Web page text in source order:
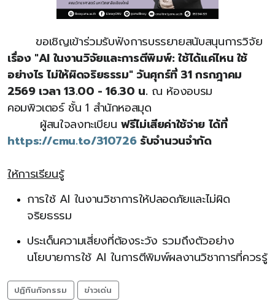
ขอเชิญเข้าร่วมรับฟังการบรรยายสนับสนุนการวิจัย
เรื่อง "AI ในงานวิจัยและการตีพิมพ์: ใช้ได้แค่ไหน ใช้
อย่างไร ไม่ให้ผิดจริยธรรม" วันศุกร์ที่ 31 กรกฎาคม
2569 เวลา 13.00 - 16.30 น. ณ ห้องอบรม
คอมพิวเตอร์ ชั้น 1 สำนักหอสมุด
ผู้สนใจลงทะเบียน ฟรีไม่เสียค่าใช้จ่าย ได้ที่
https://cmu.to/310726รับจำนวนจำกัด
ให้การเรียนรู้
การใช้ AI ในงานวิชาการให้ปลอดภัยและไม่ผิด
จริยธรรม
ประเด็นความเสี่ยงที่ต้องระวัง รวมถึงตัวอย่าง
นโยบายการใช้ AI ในการตีพิมพ์ผลงานวิชาการที่ควรรู้
ปฏิทินกิจกรรม ข่าวเด่น